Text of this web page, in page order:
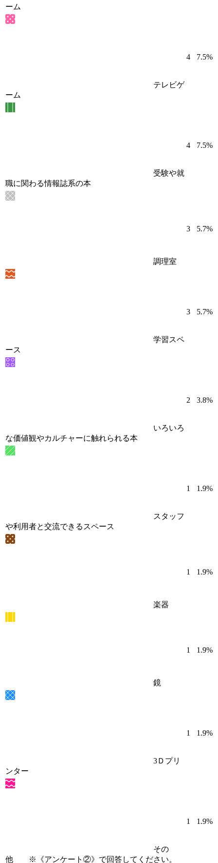
ーム
テレビゲ
ーム
4 7.5%
受験や就
職に関わる情報誌系の本
4 7.5%
調理室
3 5.7%
学習スペ
ース
3 5.7%
いろいろ
な価値観やカルチャーに触れられる本
2 3.8%
スタッフ
や利用者と交流できるスペース
1 1.9%
楽器
1 1.9%
鏡
1 1.9%
3Ｄプリ
ンター
1 1.9%
その
他 ※《アンケート②》で回答してください。
1 1.9%